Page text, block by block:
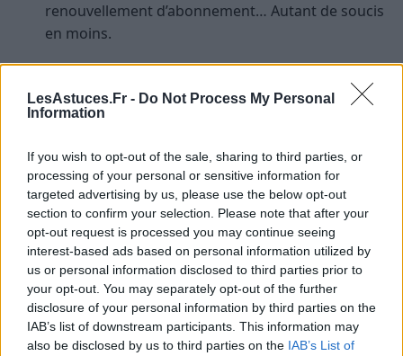
LesAstuces.Fr - Do Not Process My Personal
Information
If you wish to opt-out of the sale, sharing to third parties, or
processing of your personal or sensitive information for
targeted advertising by us, please use the below opt-out
section to confirm your selection. Please note that after your
opt-out request is processed you may continue seeing
interest-based ads based on personal information utilized by
us or personal information disclosed to third parties prior to
your opt-out. You may separately opt-out of the further
disclosure of your personal information by third parties on the
IAB’s list of downstream participants. This information may
also be disclosed by us to third parties on the IAB’s List of
renouvellement d’abonnement… Autant de soucis
en moins.
pauses et des listes
astuces au quotidien :
Faire des listes réalistes :Privilégiez des listes
courtes (3 à 5 tâches maximum) pour chaque
journée. Cela permet de rester motivé et d’éviter
de se disperser.
Inclure des pauses régulières : Toutes les 40 à 60
minutes, accordez-vous 3 à 5 minutes pour
bouger, respirer ou simplement regarder par la